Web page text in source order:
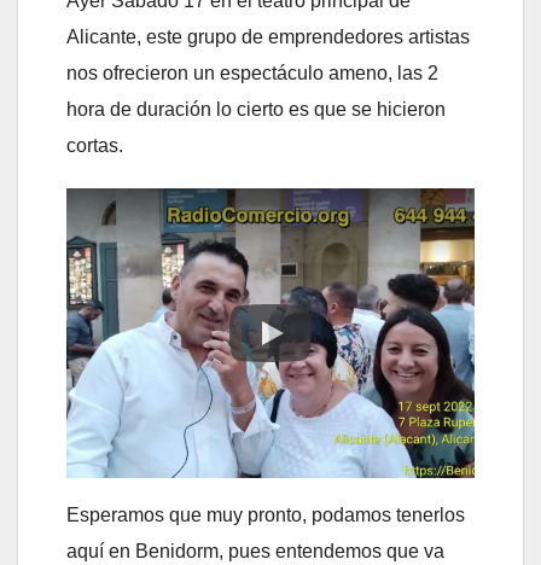
Alicante, este grupo de emprendedores artistas
nos ofrecieron un espectáculo ameno, las 2
hora de duración lo cierto es que se hicieron
cortas.
Esperamos que muy pronto, podamos tenerlos
aquí en Benidorm, pues entendemos que va